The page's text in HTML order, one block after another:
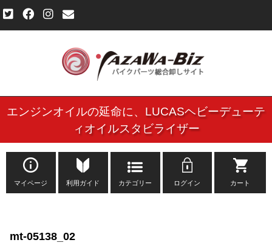
ご利用規約
個人情報保護方針
よくある質問
お問い合わせ
エンジンオイルの延命に、 LUCASヘビーデューテ
ィオイルスタビライザー
マイページ 利用ガイド カテゴリー ログイン カート
mt-05138_02